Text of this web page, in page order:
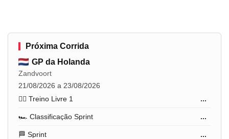
Próxima Corrida
GP da Holanda
Zandvoort
21/08/2026 a 23/08/2026
🏋️‍♂️ Treino Livre 1
...
🏎️ Classificação Sprint ...
🏁 Sprint ...